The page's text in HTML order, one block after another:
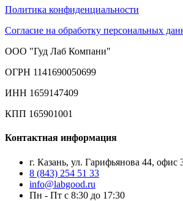
Политика конфиденциальности
Согласие на обработку персональных
ООО "Гуд Лаб Компани"
ОГРН 1141690050699
ИНН 1659147409
КПП 165901001
Контактная информация
г. Казань, ул. Гарифьянова 44, офис
8 (843) 254 51 33
info@labgood.ru
Пн - Пт с 8:30 до 17:30